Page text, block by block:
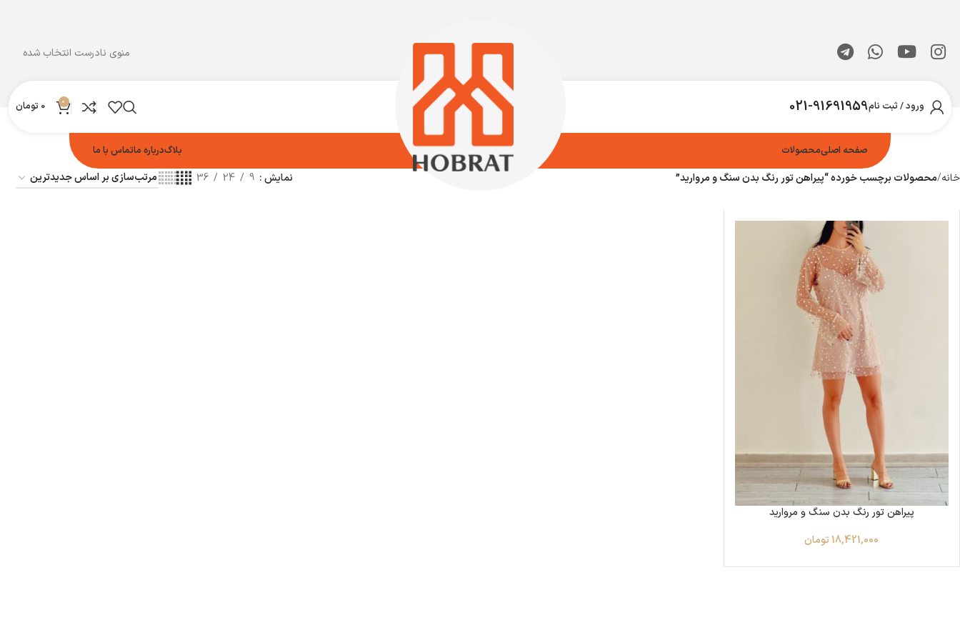
منوی نادرست انتخاب شده
ورود / ثبت نام021-91691959
0
0 تومان
صفحه اصلیمحصولات بلاگدرباره ماتماس با ما
خانه محصولات برچسب خورده “پیراهن تور رنگ بدن سنگ و مروارید” نمایش 9
24
36
پیراهن تور رنگ بدن سنگ و مروارید
18,421,000 تومان